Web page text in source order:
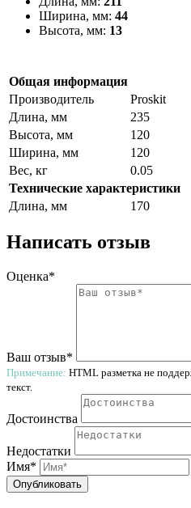
Ширина, мм: 44
Высота, мм: 13
Общая информация
Производитель
Proskit
Длина, мм
235
Высота, мм
120
Ширина, мм
120
Вес, кг
0.05
Технические характеристики
Длина, мм
170
Написать отзыв
Оценка*
Ваш отзыв*
Примечание: HTML разметка не
текст.
Достоинства
Недостатки
Имя*
Опубликовать